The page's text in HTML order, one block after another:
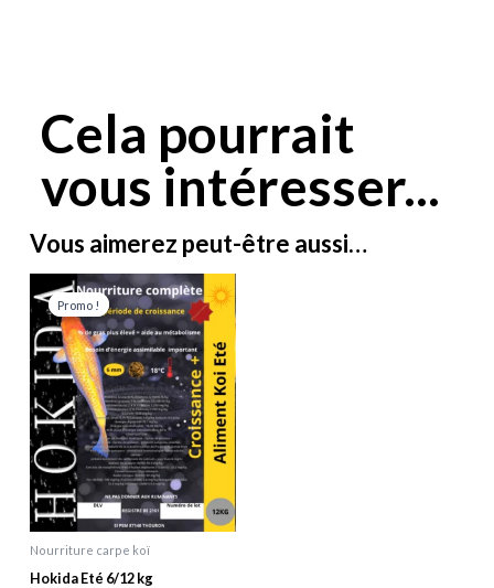
Cela pourrait
vous intéresser...
Vous aimerez peut-être aussi…
Promo !
Promo !
Nourriture carpe koï
Hokida Eté 6/12 kg
de
prix :
44,00 €
à
82,00 €
Ce
produit
a
plusieurs
variations.
Les
options
être
choisies